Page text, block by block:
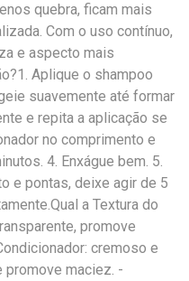
quebra, ficam mais
Com o uso contínuo,
e aspecto mais
Aplique o shampoo
suavemente até formar
e repita a aplicação se
no comprimento e
4. Enxágue bem. 5.
e pontas, deixe agir de 5
a Textura do
promove
cremoso e
maciez. -